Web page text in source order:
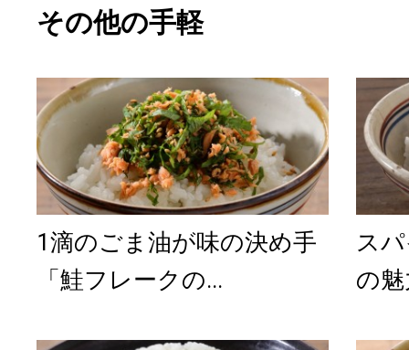
その他の手軽
1滴のごま油が味の決め手
「鮭フレークの...
ス
の